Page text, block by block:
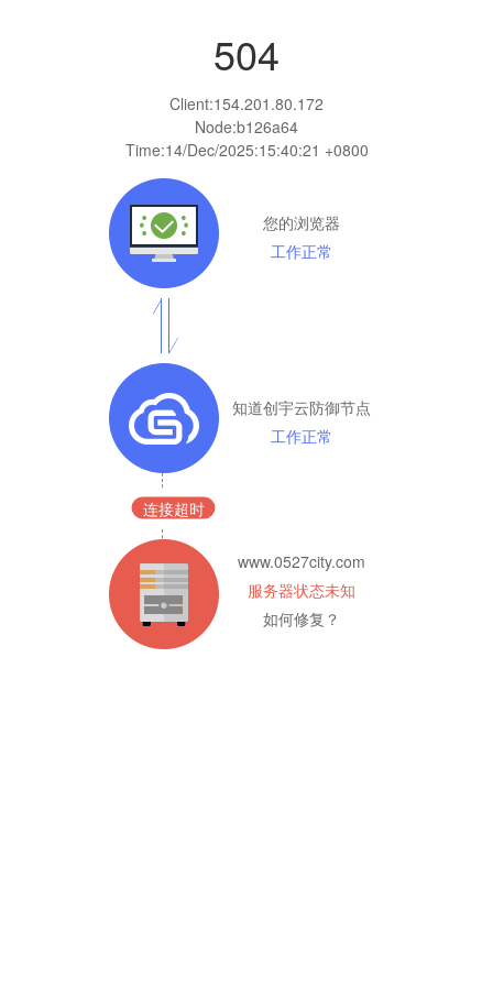
504
Client:154.201.80.172
Node:b126a64
Time:14/Dec/2025:15:40:21 +0800
您的浏览器
工作正常
知道创宇云防御节点
工作正常
连接超时
www.0527city.com
服务器状态未知
如何修复？